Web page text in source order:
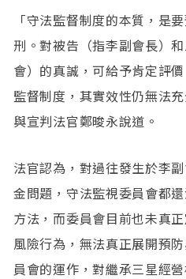
「守法監督制度的本質，是
刑。對被告（指李副會長）
會）的真誠，可給予肯定評
監督制度，其實效性仍無法
與宣判法官鄭晙永說道。
法官認為，對過往發生於李
金問題，守法監視委員會都
方法，而委員會目前也未真
風險行為，無法真正展開預
員會的運作，對繼承三星經